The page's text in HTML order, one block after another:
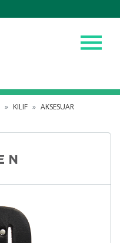
menu
KILIF
AKSESUAR